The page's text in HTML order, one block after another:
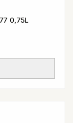
0,75L